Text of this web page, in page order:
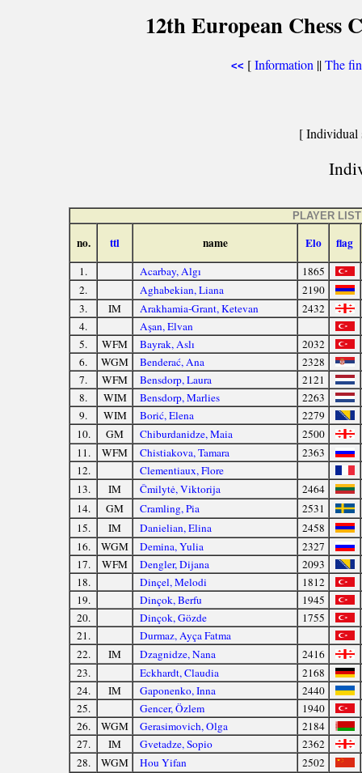
12th European Chess
<< [Information ||The
[ Individual
PLAYER
no. ttl name Elo flag
1. Acarbay, Algı
1865
2.
Aghabekian, Liana
2190
3.
IM Arakhamia-Grant, Ketevan
2432
4.
Aşan, Elvan
5.
WFM Bayrak, Aslı
2032
6.
WGM Benderać, Ana
2328
7.
WFM Bensdorp, Laura
2121
8.
WIM Bensdorp, Marlies
2263
9.
WIM Borić, Elena
2279
10.
GM Chiburdanidze, Maia
2500
11.
WFM Chistiakova, Tamara
2363
12.
Clementiaux, Flore
13.
IM Čmilytė, Viktorija
2464
14.
GM Cramling, Pia
2531
15.
IM Danielian, Elina
2458
16.
WGM Demina, Yulia
2327
17.
WFM Dengler, Dijana
2093
18.
Dinçel, Melodi
1812
19.
Dinçok, Berfu
1945
20.
Dinçok, Gözde
1755
21.
Durmaz, Ayça Fatma
22.
IM Dzagnidze, Nana
2416
23.
Eckhardt, Claudia
2168
24.
IM Gaponenko, Inna
2440
25.
Gencer, Özlem
1940
26.
WGM Gerasimovich, Olga
2184
27.
IM Gvetadze, Sopio
2362
28.
WGM Hou Yifan
2502